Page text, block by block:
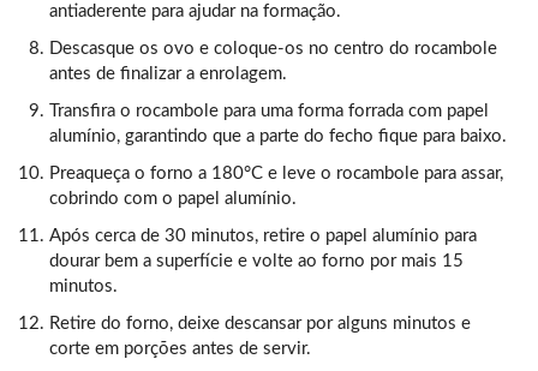
antiaderente para ajudar na formação.
Descasque os ovo e coloque-os no centro do rocambole
antes de finalizar a enrolagem.
Transfira o rocambole para uma forma forrada com papel
alumínio, garantindo que a parte do fecho fique para baixo.
Preaqueça o forno a 180°C e leve o rocambole para assar,
cobrindo com o papel alumínio.
Após cerca de 30 minutos, retire o papel alumínio para
dourar bem a superfície e volte ao forno por mais 15
minutos.
Retire do forno, deixe descansar por alguns minutos e
corte em porções antes de servir.